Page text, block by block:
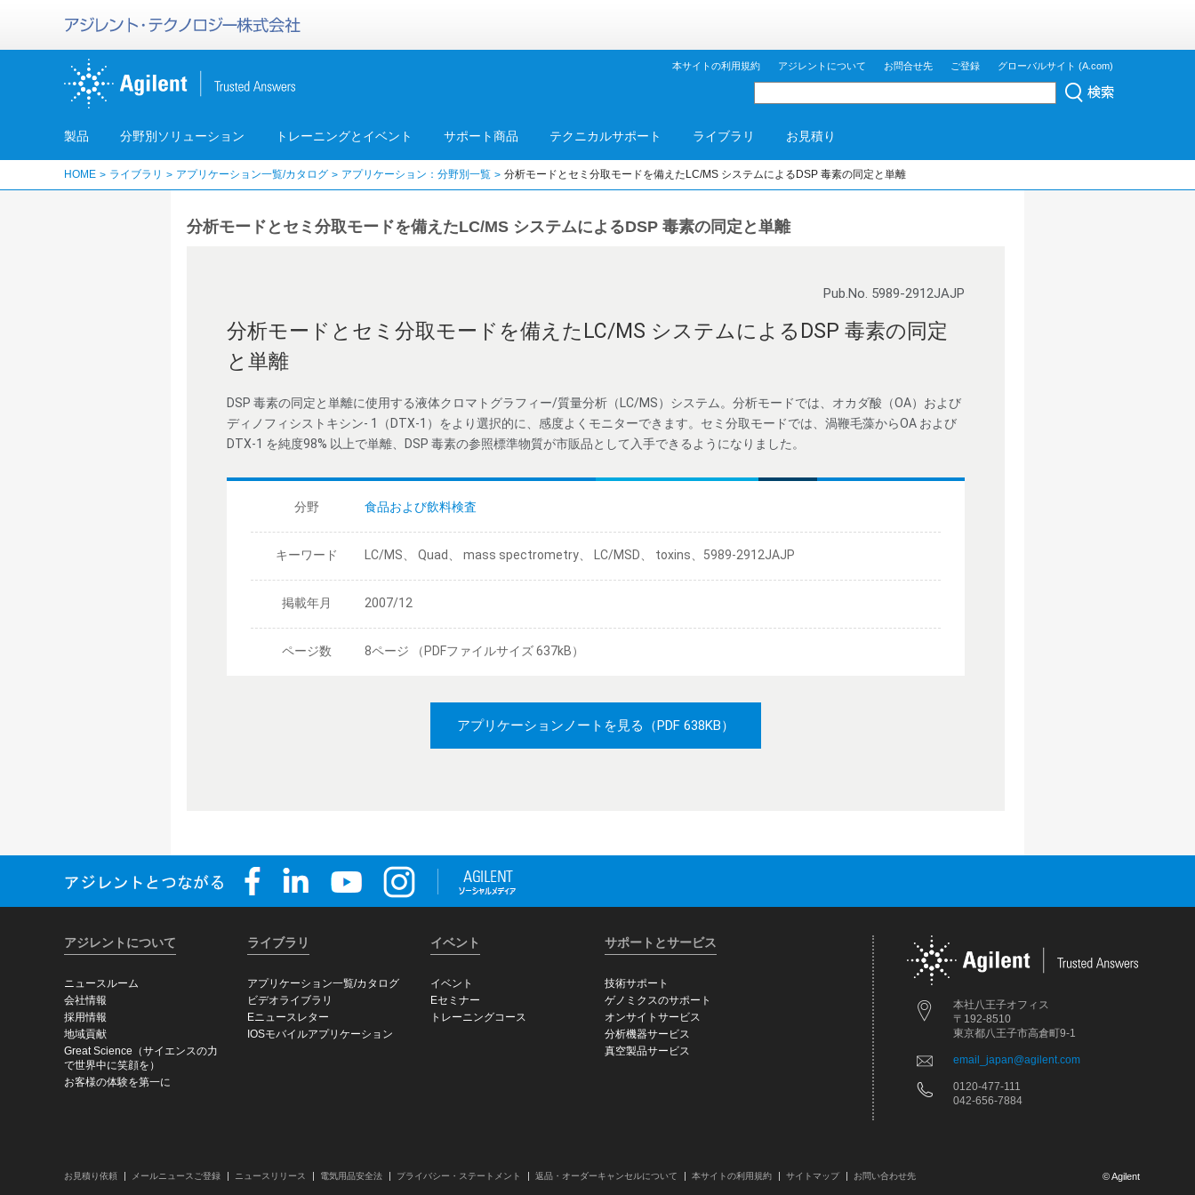
本サイトの利用規約 アジレントについて お問合せ先 ご登録 グローバルサイト (A.com)
製品 分野別ソリューション トレーニングとイベント サポート商品 テクニカルサポート ライブラリ お見積り
HOME ライブラリ アプリケーション一覧/カタログ アプリケーション：分野別一覧 分析モードとセミ分取モードを備えたLC/MS システムによるDSP 毒素の同定と単離
分析モードとセミ分取モードを備えたLC/MS システムによるDSP 毒素の同定と単離
Pub.No. 5989-2912JAJP
分析モードとセミ分取モードを備えたLC/MS システムによるDSP 毒素の同定
と単離
DSP 毒素の同定と単離に使用する液体クロマトグラフィー/質量分析（LC/MS）システム。分析モードでは、オカダ酸（OA）および
ディノフィシストキシン- 1（DTX-1）をより選択的に、感度よくモニターできます。セミ分取モードでは、渦鞭毛藻からOA および
DTX-1 を純度98% 以上で単離、DSP 毒素の参照標準物質が市販品として入手できるようになりました。
分野 食品および飲料検査
キーワード LC/MS、 Quad、 mass spectrometry、 LC/MSD、 toxins、5989-2912JAJP
掲載年月 2007/12
ページ数 8ページ （PDFファイルサイズ 637kB）
アプリケーションノートを見る （PDF 638KB）
本社八王子オフィス
〒192-8510
東京都八王子市高倉町9-1
email_japan@agilent.com
0120-477-111
042-656-7884
アジレントについて
ニュースルーム
会社情報
採用情報
地域貢献
Great Science（サイエンスの力
で世界中に笑顔を）
お客様の体験を第一に
ライブラリ
アプリケーション一覧/カタログ
ビデオライブラリ
Eニュースレター
IOSモバイルアプリケーション
イベント
イベント
Eセミナー
トレーニングコース
サポートとサービス
技術サポート
ゲノミクスのサポート
オンサイトサービス
分析機器サービス
真空製品サービス
お見積り依頼 メールニュースご登録 ニュースリリース 電気用品安全法 プライバシー・ステートメント 返品・オーダーキャンセルについて 本サイトの利用規約 サイトマップ お問い合わせ先 © Agilent